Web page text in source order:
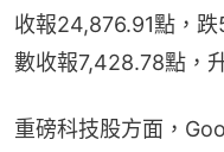
收報24,876.91點，
數收報7,428.78點，
重磅科技股方面，